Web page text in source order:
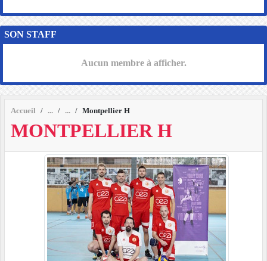
Accueil Montpellier H
MONTPELLIER H
SON STAFF
Aucun membre à afficher.